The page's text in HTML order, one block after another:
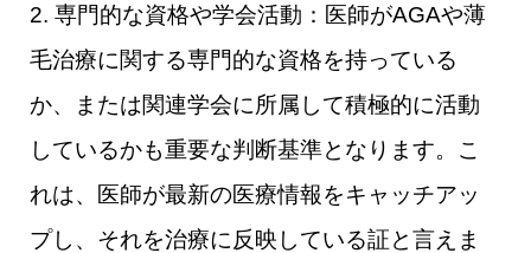
2. 専門的な資格や学会活動：医師がAGAや薄
毛治療に関する専門的な資格を持っている
か、または関連学会に所属して積極的に活動
しているかも重要な判断基準となります。こ
れは、医師が最新の医療情報をキャッチアッ
プし、それを治療に反映している証と言えま